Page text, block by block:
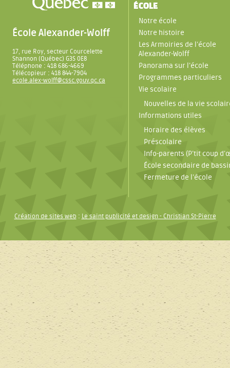
École Alexander-Wolff
17, rue Roy, secteur Courcelette
Shannon (Québec) G3S 0E8
Téléphone : 418 686-4669
Télécopieur : 418 844-7904
ecole.alex-wolff@cssc.gouv.qc.ca
ÉCOLE
Notre école
Notre histoire
Les Armoiries de l’école
Alexander-Wolff
Panorama sur l’école
Programmes particuliers
Vie scolaire
Nouvelles de la vie
Informations utiles
Horaire des élèves
Préscolaire
Info-parents (P’tit coup
École secondaire de
Fermeture de l’école
Création de sites web : Le saint publicité et design- Christian St-Pierre